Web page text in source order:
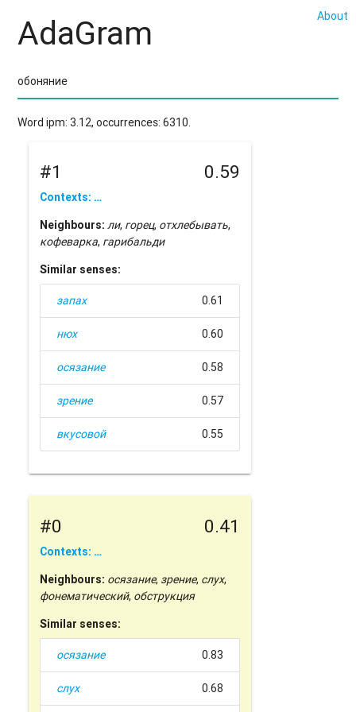
About
AdaGram
Word ipm: 3.12, occurrences: 6310.
#1 0.59
Contexts: …
Neighbours: ли, горец, отхлебывать,
кофеварка, гарибальди
Similar senses:
запах 0.61
нюх 0.60
осязание 0.58
зрение 0.57
вкусовой 0.55
#0 0.41
Contexts: …
Neighbours: осязание, зрение, слух,
фонематический, обструкция
Similar senses:
осязание 0.83
слух 0.68